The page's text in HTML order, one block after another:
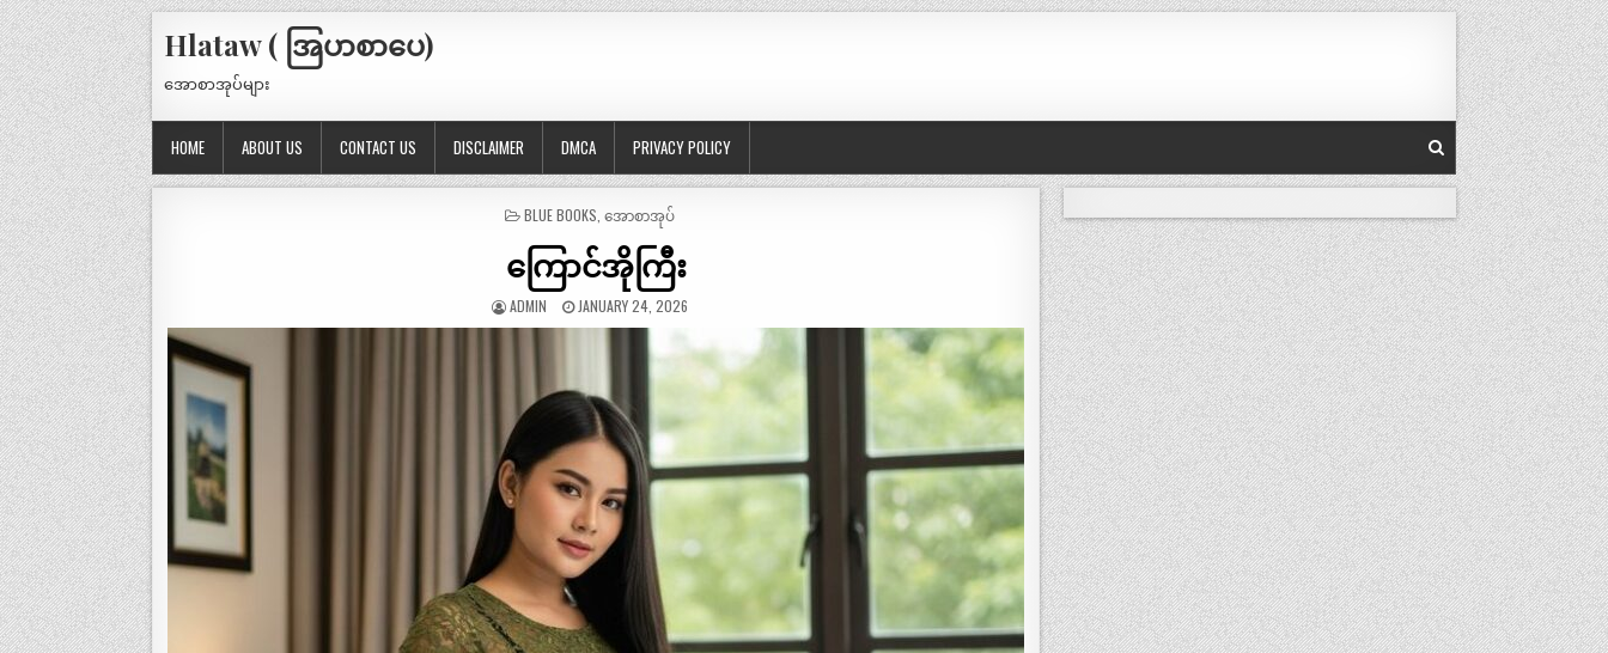
Hlataw ( အြပာစာပေ)
အောစာအုပ်များ
HOME ABOUT US CONTACT US DISCLAIMER DMCA PRIVACY POLICY
POSTED
BLUE BOOKS ,အောစာအုပ်
ကြောင်အိုကြီး
ADMIN JANUARY 24, 2026